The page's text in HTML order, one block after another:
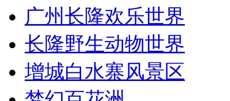
广州长隆欢乐世界
长隆野生动物世界
增城白水寨风景区